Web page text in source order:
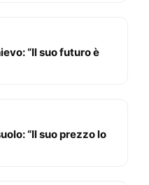
“Il suo futuro è
“Il suo prezzo lo